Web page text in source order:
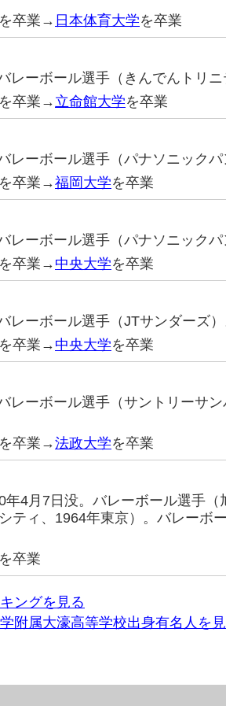
を卒業→ 日本体育大学を卒業
レーボール選手（きんでんトリニ
を卒業→ 立命館大学を卒業
レーボール選手（パナソニックパ
を卒業→福岡大学を卒業
レーボール選手（パナソニックパ
を卒業→ 中央大学を卒業
レーボール選手（JTサンダーズ）
を卒業→ 中央大学を卒業
レーボール選手（サントリーサ
を卒業→法政大学を卒業
年4月7日没。バレーボール選手（
ティ、1964年東京）。バレーボ
を卒業
ングを見る
附属大濠高等学校出身有名人を